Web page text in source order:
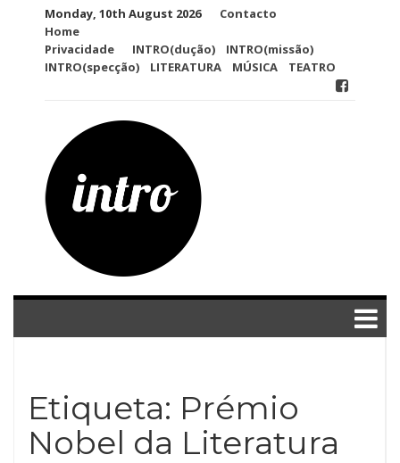
Monday, 10th August 2026
Contacto
Home
Privacidade
INTRO(dução)
INTRO(missão)
INTRO(specção)
LITERATURA MÚSICA TEATRO
Etiqueta: Prémio
Nobel da Literatura